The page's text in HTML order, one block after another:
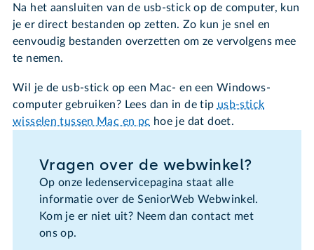
Na het aansluiten van de usb-stick op de computer, kun
je er direct bestanden op zetten. Zo kun je snel en
eenvoudig bestanden overzetten om ze vervolgens mee
te nemen.
Wil je de usb-stick op een Mac- en een Windows-
computer gebruiken? Lees dan in de tip usb-stick
wisselen tussen Mac en pc hoe je dat doet.
Vragen over de webwinkel?
Op onze ledenservicepagina staat alle
informatie over de SeniorWeb Webwinkel.
Kom je er niet uit? Neem dan contact met
ons op.